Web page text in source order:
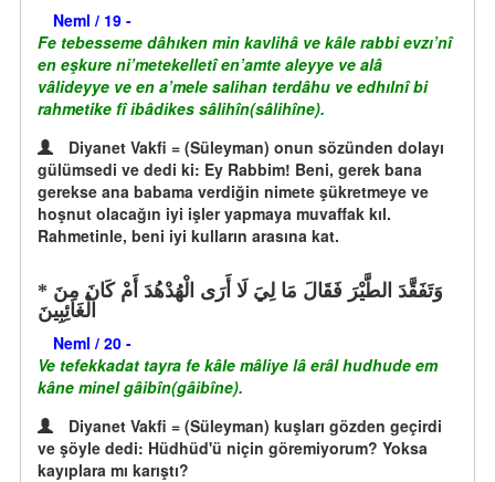
Neml / 19 -
Fe tebesseme dâhıken min kavlihâ ve kâle rabbi evzı’nî
en eşkure ni’metekelletî en’amte aleyye ve alâ
vâlideyye ve en a’mele salihan terdâhu ve edhılnî bi
rahmetike fî ibâdikes sâlihîn(sâlihîne).
Diyanet Vakfi = (Süleyman) onun sözünden dolayı
gülümsedi ve dedi ki: Ey Rabbim! Beni, gerek bana
gerekse ana babama verdiğin nimete şükretmeye ve
hoşnut olacağın iyi işler yapmaya muvaffak kıl.
Rahmetinle, beni iyi kulların arasına kat.
الْغَائِبِينَ
Neml / 20 -
Ve tefekkadat tayra fe kâle mâliye lâ erâl hudhude em
kâne minel gâibîn(gâibîne).
Diyanet Vakfi = (Süleyman) kuşları gözden geçirdi
ve şöyle dedi: Hüdhüd'ü niçin göremiyorum? Yoksa
kayıplara mı karıştı?